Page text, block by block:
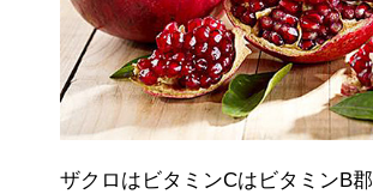
ザクロはビタミンCはビタミンB